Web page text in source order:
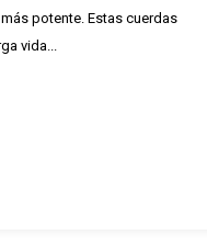
potente. Estas cuerdas
vida...